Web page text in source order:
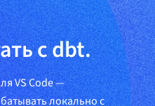
с dbt.
VS Code —
локально с